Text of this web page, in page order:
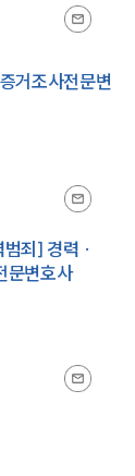
거조사전문변
죄] 경력 ·
문변호사